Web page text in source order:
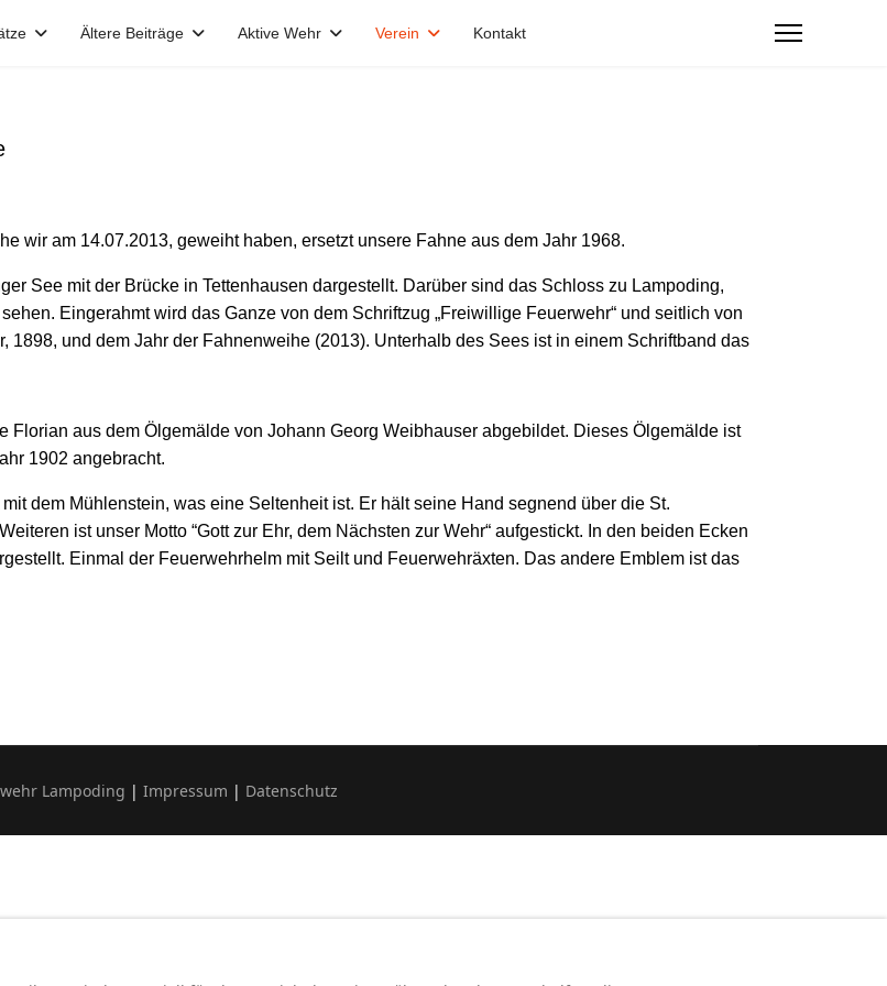
Ältere Beiträge Aktive Wehr Verein Kontakt
wir am 14.07.2013, geweiht haben, ersetzt unsere Fahne aus dem Jahr 1968.
See mit der Brücke in Tettenhausen dargestellt. Darüber sind das Schloss zu Lampoding,
Eingerahmt wird das Ganze von dem Schriftzug „Freiwillige Feuerwehr“ und seitlich von
1898, und dem Jahr der Fahnenweihe (2013). Unterhalb des Sees ist in einem Schriftband das
Florian aus dem Ölgemälde von Johann Georg Weibhauser abgebildet. Dieses Ölgemälde ist
1902 angebracht.
dem Mühlenstein, was eine Seltenheit ist. Er hält seine Hand segnend über die St.
ist unser Motto “Gott zur Ehr, dem Nächsten zur Wehr“ aufgestickt. In den beiden Ecken
Einmal der Feuerwehrhelm mit Seilt und Feuerwehräxten. Das andere Emblem ist das
Lampoding | Impressum | Datenschutz